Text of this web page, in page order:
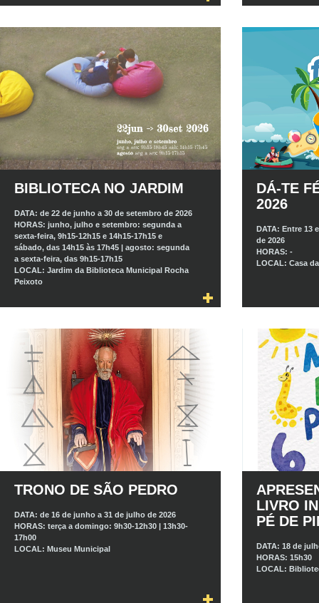
BIBLIOTECA NO JARDIM
DATA: de 22 de junho a 30 de setembro de 2026
HORAS: junho, julho e setembro: segunda a
sexta-feira, 9h15-12h15 e 14h15-17h15 e
sábado, das 14h15 às 17h45 | agosto: segunda
a sexta-feira, das 9h15-17h15
LOCAL: Jardim da Biblioteca Municipal Rocha
Peixoto
DÁ-TE
2026
DATA: Entre 13
de 2026
HORAS: -
LOCAL: Casa
TRONO DE SÃO PEDRO
DATA: de 16 de junho a 31 de julho de 2026
HORAS: terça a domingo: 9h30-12h30 | 13h30-
17h00
LOCAL: Museu Municipal
LIVRO
PÉ DE
DATA: 18 de
HORAS: 15h30
LOCAL: